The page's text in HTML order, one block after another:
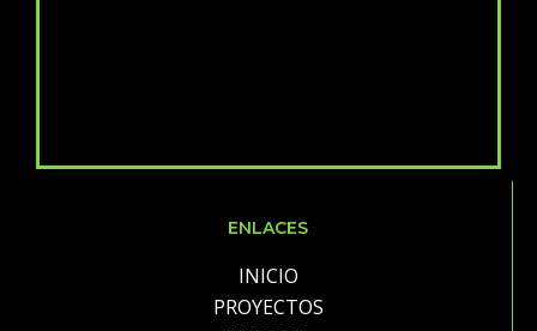
ENLACES
INICIO
PROYECTOS